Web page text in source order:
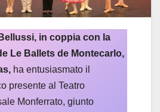
in coppia con la
Le Ballets de Montecarlo,
ha entusiasmato il
presente al Teatro
Monferrato, giunto